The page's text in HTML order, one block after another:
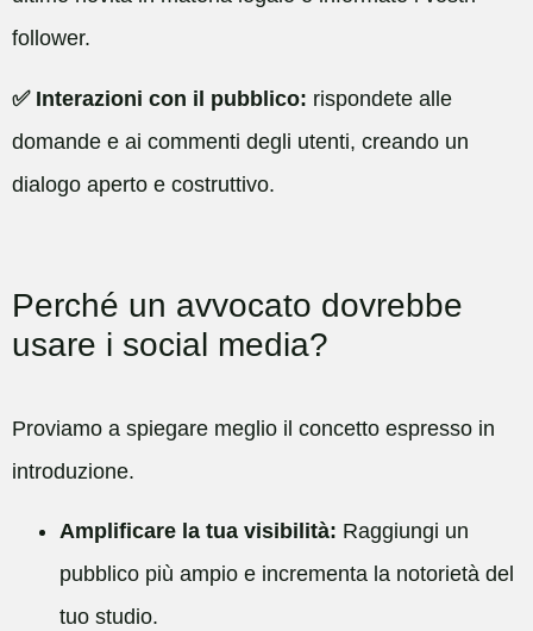
follower.
✅ Interazioni con il pubblico: rispondete alle
domande e ai commenti degli utenti, creando un
dialogo aperto e costruttivo.
Perché un avvocato dovrebbe
usare i social media?
Proviamo a spiegare meglio il concetto espresso in
introduzione.
Amplificare la tua visibilità: Raggiungi un
pubblico più ampio e incrementa la notorietà del
tuo studio.